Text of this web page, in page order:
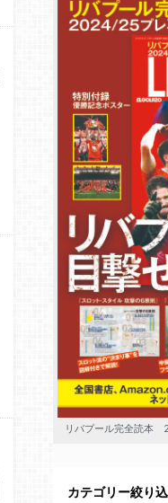
リバプール完全読本
カテゴリー絞り